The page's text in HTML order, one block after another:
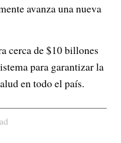
avanza una nueva
cerca de $10 billones
para garantizar la
en todo el país.